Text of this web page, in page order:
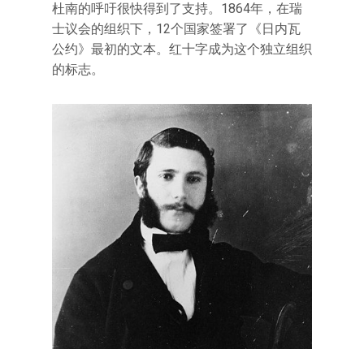
杜南的呼吁很快得到了支持。1864年，在瑞
士议会的组织下，12个国家签署了《日内瓦
公约》最初的文本。红十字成为这个独立组织
的标志。